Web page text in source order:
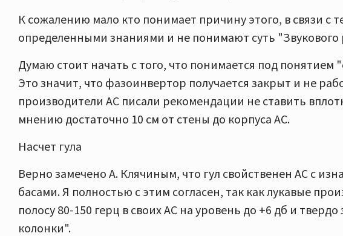
К сожалению мало кто понимает причину этого, в связи с
определенными знаниями и не понимают суть "Звукового
Думаю стоит начать с того, что понимается под понятием
Это значит, что фазоинвертор получается закрыт и не
производители АС писали рекомендации не ставить
мнению достаточно 10 см от стены до корпуса АС.
Насчет гула
Верно замечено А. Клячиным, что гул свойственен АС с
басами. Я полностью с этим согласен, так как лукавые
полосу 80-150 герц в своих АС на уровень до +6 дб и
колонки".